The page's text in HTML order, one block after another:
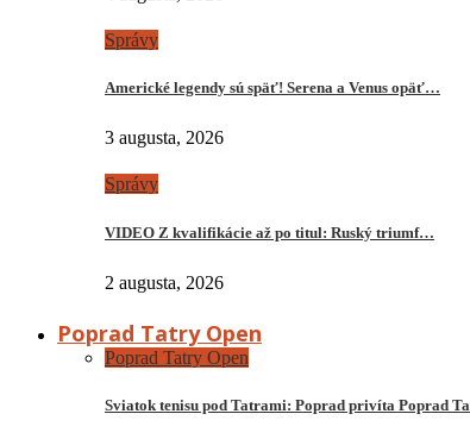
Správy
Americké legendy sú späť! Serena a Venus opäť…
3 augusta, 2026
Správy
VIDEO Z kvalifikácie až po titul: Ruský triumf…
2 augusta, 2026
Poprad Tatry Open
Poprad Tatry Open
Sviatok tenisu pod Tatrami: Poprad privíta Poprad